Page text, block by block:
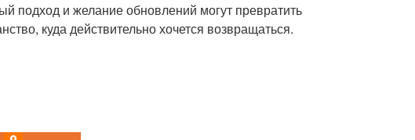
подход и желание обновлений могут превратить
куда действительно хочется возвращаться.